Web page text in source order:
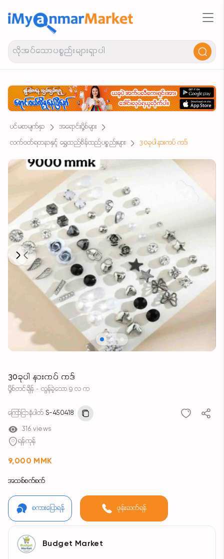
ပင်မစာမျက်နှာ
အရောင်းပို့စ်များ
လက်ဝတ်ရတနာနှင့် ရွှေထည်စိန်ထည်ပစ္စည်းများ
30ခုပါ နားကပ် ကဒ်
Previous
Next
30ခုပါ နားကပ် ကဒ်
ပို့စ်တင်ချိန် - လွန်ခဲ့သော 9 လ က
ကြော်ငြာနံပါတ် S-450418
316 views
ရန်ကုန်
9,000 MMK
အသစ်စက်စက်
စကားပြောရန် ဖုန်းဆက်ရန်
Budget Market